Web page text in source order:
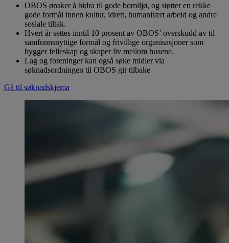
OBOS ønsker å bidra til gode bomiljø, og støtter en rekke
gode formål innen kultur, idrett, humanitært arbeid og andre
sosiale tiltak.
Hvert år settes inntil 10 prosent av OBOS’ overskudd av til
samfunnsnyttige formål og frivillige organisasjoner som
bygger felleskap og skaper liv mellom husene.
Lag og foreninger kan også søke midler via
søknadsordningen til OBOS gir tilbake
Gå til søknadskjema